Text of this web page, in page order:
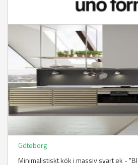
Göteborg
Minimalistiskt kök i massiv svart ek -